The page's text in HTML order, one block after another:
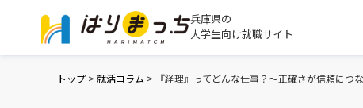
兵庫県の
大学生向け就職サイト
トップ > 就活コラム > 『経理』ってどんな仕事？～正確さが信頼につ